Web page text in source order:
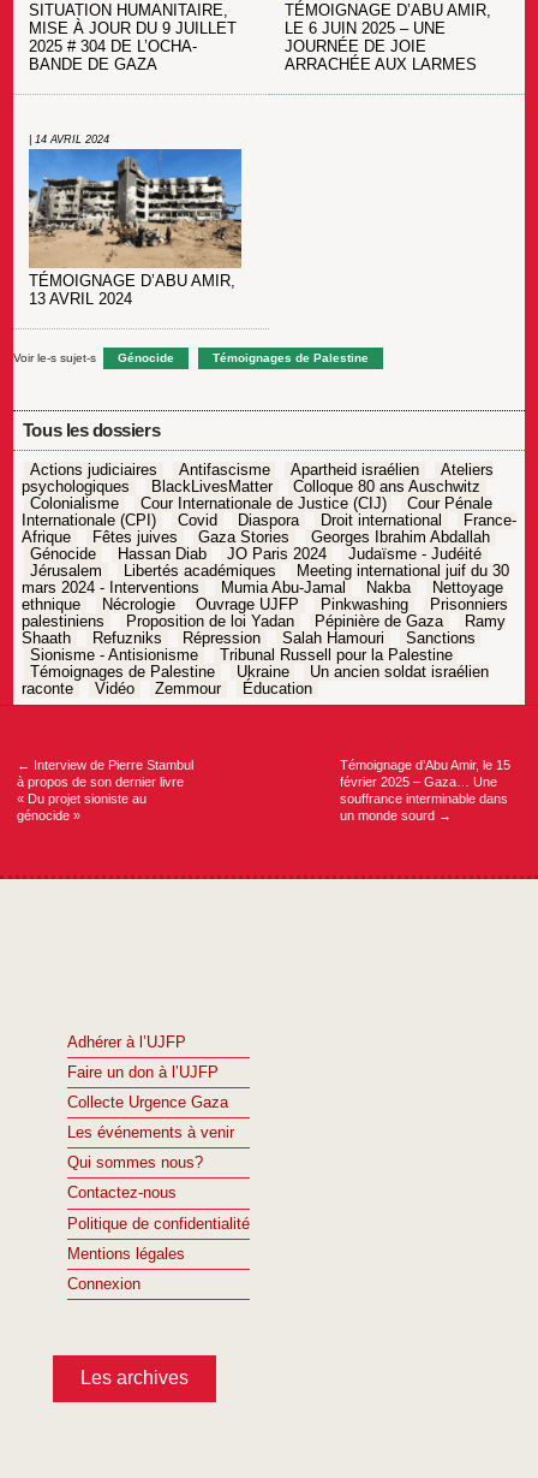
SITUATION HUMANITAIRE,
MISE À JOUR DU 9 JUILLET
2025 # 304 DE L’OCHA-
BANDE DE GAZA
TÉMOIGNAGE D’ABU AMIR,
LE 6 JUIN 2025 – UNE
JOURNÉE DE JOIE
ARRACHÉE AUX LARMES
| 14 AVRIL 2024
TÉMOIGNAGE D’ABU AMIR,
13 AVRIL 2024
Voir le-s sujet-s Génocide Témoignages de Palestine
Tous les dossiers
Actions judiciaires Antifascisme Apartheid israélien
Ateliers
psychologiques
BlackLivesMatter
Colloque 80 ans Auschwitz
Colonialisme
Cour Internationale de Justice (CIJ)
Cour Pénale
Internationale (CPI)
Covid Diaspora Droit international
France-
Afrique
Fêtes juives Gaza Stories
Georges Ibrahim Abdallah
Génocide
Hassan Diab JO Paris 2024
Judaïsme - Judéité
Jérusalem
Libertés académiques
Meeting international juif du 30
mars 2024 - Interventions
Mumia Abu-Jamal Nakba
Nettoyage
ethnique
Nécrologie Ouvrage UJFP Pinkwashing
Prisonniers
palestiniens
Proposition de loi Yadan Pépinière de Gaza
Ramy
Shaath
Refuzniks Répression Salah Hamouri
Sanctions
Sionisme - Antisionisme
Tribunal Russell pour la Palestine
Témoignages de Palestine
Ukraine
Un ancien soldat israélien
raconte
Vidéo Zemmour Éducation
Navigation
←
Interview de Pierre Stambul
à propos de son dernier livre
« Du projet sioniste au
génocide »
Témoignage d’Abu Amir, le 15
février 2025 – Gaza… Une
souffrance interminable dans
un monde sourd →
Adhérer à l’UJFP
Faire un don à l’UJFP
Collecte Urgence Gaza
Les événements à venir
Qui sommes nous?
Contactez-nous
Politique de confidentialité
Mentions légales
Connexion
Les archives